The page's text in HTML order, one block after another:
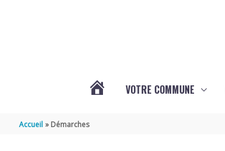
VOTRE COMMUNE
Accueil Démarches